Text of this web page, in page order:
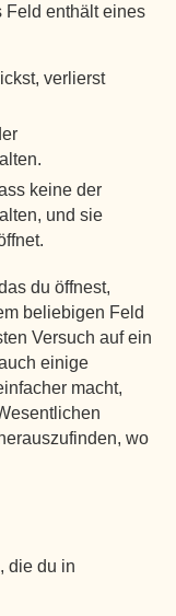
Feld enthält eines
verlierst
keine der
und sie
du öffnest,
beliebigen Feld
Versuch auf ein
einige
macht,
wo
die du in